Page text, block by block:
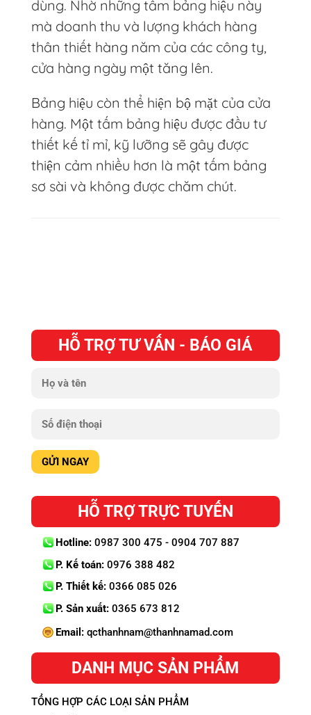
dùng. Nhờ những tấm bảng hiệu này
mà doanh thu và lượng khách hàng
thân thiết hàng năm của các công ty,
cửa hàng ngày một tăng lên.
Bảng hiệu còn thể hiện bộ mặt của cửa
hàng. Một tấm bảng hiệu được đầu tư
thiết kế tỉ mỉ, kỹ lưỡng sẽ gây được
thiện cảm nhiều hơn là một tấm bảng
sơ sài và không được chăm chút.
HỖ TRỢ TƯ VẤN - BÁO GIÁ
HỖ TRỢ TRỰC TUYẾN
Hotline:0987 300 475 - 0904 707 887
P. Kế toán:0976 388 482
P. Thiết kế:0366 085 026
P. Sản xuất:0365 673 812
Email:qcthanhnam@thanhnamad.com
DANH MỤC SẢN PHẨM
TỔNG HỢP CÁC LOẠI SẢN PHẨM